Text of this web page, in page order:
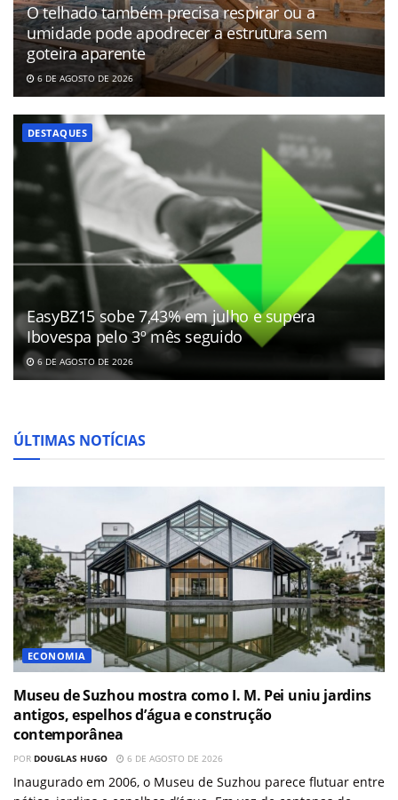
O telhado também precisa respirar ou a
umidade pode apodrecer a estrutura sem
goteira aparente
6 DE AGOSTO DE 2026
DESTAQUES
EasyBZ15 sobe 7,43% em julho e supera
Ibovespa pelo 3º mês seguido
6 DE AGOSTO DE 2026
ÚLTIMAS NOTÍCIAS
ECONOMIA
Museu de Suzhou mostra como I. M. Pei uniu jardins
antigos, espelhos d’água e construção
contemporânea
POR DOUGLAS HUGO 6 DE AGOSTO DE 2026
Inaugurado em 2006, o Museu de Suzhou parece flutuar entre